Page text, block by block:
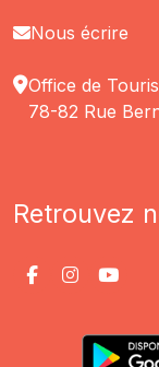
Nous écrire
Office de
78-82 Rue
Retrouvez